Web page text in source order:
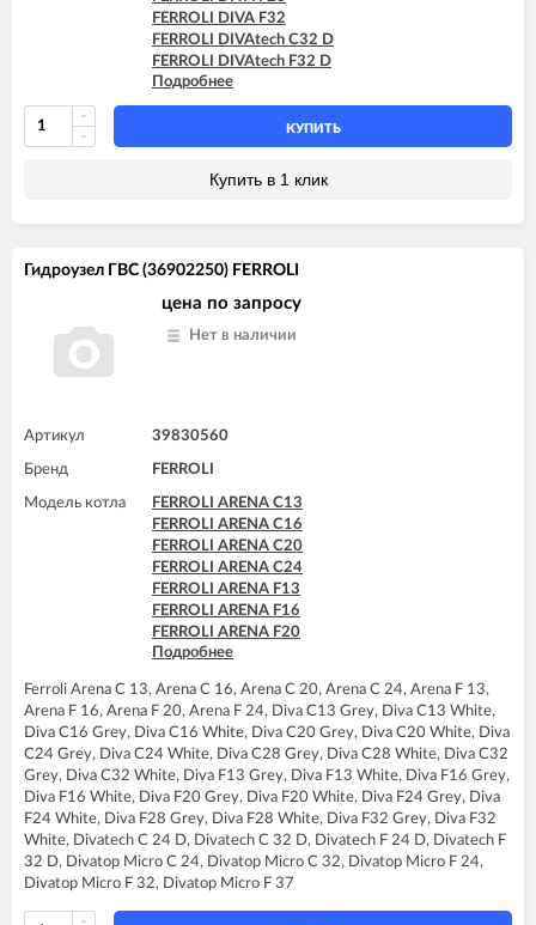
FERROLI DOMINA F13 N
FERROLI DOMINA F16 N
FERROLI DOMINA F20 N
FERROLI DOMINA F24 N
FERROLI DOMINA F32 N
FERROLI DOMIproject C32
FERROLI DOMIproject F24 D
FERROLI DIVA F32
FERROLI DIVAtech C32 D
FERROLI DIVAtech F32 D
FERROLI DIVAtop micro C24
FERROLI DIVAtop micro F24
FERROLI DIVAtop micro LN C24
FERROLI DIVAtop micro LN F24
Подробнее
КУПИТЬ
Купить в 1 клик
Гидроузел ГВС (36902250) FERROLI
цена по запросу
Нет в наличии
Артикул 39830560
Бренд FERROLI
Модель котла
FERROLI ARENA C13
FERROLI ARENA C16
FERROLI ARENA C20
FERROLI ARENA C24
FERROLI ARENA F13
FERROLI ARENA F16
FERROLI ARENA F20
FERROLI ARENA F24
FERROLI BLUEHELIX TECH 35C
FERROLI DIVA C13
FERROLI DIVA C16
FERROLI DIVA C20
FERROLI DIVA C24
FERROLI DIVA C28
FERROLI DIVA C32
FERROLI DIVA F13
FERROLI DIVA F16
FERROLI DIVA F20
FERROLI DIVA F24
Подробнее
Ferroli Arena C 13, Arena C 16, Arena C 20, Arena C 24, Arena F 13,
Arena F 16, Arena F 20, Arena F 24, Diva C13 Grey, Diva C13 White,
Diva C16 Grey, Diva C16 White, Diva C20 Grey, Diva C20 White, Diva
C24 Grey, Diva C24 White, Diva C28 Grey, Diva C28 White, Diva C32
Grey, Diva C32 White, Diva F13 Grey, Diva F13 White, Diva F16 Grey,
Diva F16 White, Diva F20 Grey, Diva F20 White, Diva F24 Grey, Diva
F24 White, Diva F28 Grey, Diva F28 White, Diva F32 Grey, Diva F32
White, Divatech C 24 D, Divatech C 32 D, Divatech F 24 D, Divatech F
32 D, Divatop Micro C 24, Divatop Micro C 32, Divatop Micro F 24,
Divatop Micro F 32, Divatop Micro F 37